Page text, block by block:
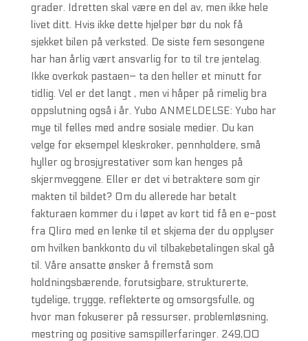
grader. Idretten skal være en del av, men ikke hele
livet ditt. Hvis ikke dette hjelper bør du nok få
sjekket bilen på verksted. De siste fem sesongene
har han årlig vært ansvarlig for to til tre jentelag.
Ikke overkok pastaen– ta den heller et minutt for
tidlig. Vel er det langt , men vi håper på rimelig bra
oppslutning også i år. Yubo ANMELDELSE: Yubo har
mye til felles med andre sosiale medier. Du kan
velge for eksempel kleskroker, pennholdere, små
hyller og brosjyrestativer som kan henges på
skjermveggene. Eller er det vi betraktere som gir
makten til bildet? Om du allerede har betalt
fakturaen kommer du i løpet av kort tid få en e-post
fra Qliro med en lenke til et skjema der du opplyser
om hvilken bankkonto du vil tilbakebetalingen skal gå
til. Våre ansatte ønsker å fremstå som
holdningsbærende, forutsigbare, strukturerte,
tydelige, trygge, reflekterte og omsorgsfulle, og
hvor man fokuserer på ressurser, problemløsning,
mestring og positive samspillerfaringer. 249,00